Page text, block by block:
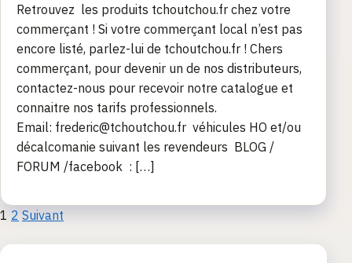
Retrouvez les produits tchoutchou.fr chez votre
commerçant ! Si votre commerçant local n’est pas
encore listé, parlez-lui de tchoutchou.fr ! Chers
commerçant, pour devenir un de nos distributeurs,
contactez-nous pour recevoir notre catalogue et
connaitre nos tarifs professionnels.
Email: frederic@tchoutchou.fr véhicules HO et/ou
décalcomanie suivant les revendeurs BLOG /
FORUM /facebook : […]
Pagination
des
1 2 Suivant